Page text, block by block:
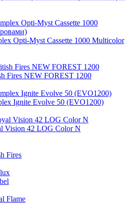
Opti-Myst Cassette 1000 Multicolor
Fires NEW FOREST 1200
Ignite Evolve 50 (EVO1200)
Vision 42 LOG Color N
Fires
Flame